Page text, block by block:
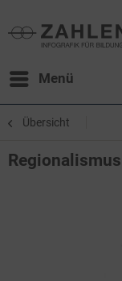
Menü
Übersicht